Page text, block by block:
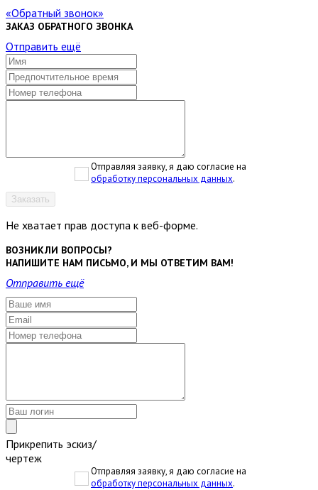
Обратный звонок
ЗАКАЗ ОБРАТНОГО ЗВОНКА
Отправить ещё
Отправляя заявку, я даю согласие на
обработку персональных данных.
Заказать
Не хватает прав доступа к веб-форме.
ВОЗНИКЛИ ВОПРОСЫ?
НАПИШИТЕ НАМ ПИСЬМО, И МЫ ОТВЕТИМ ВАМ!
Отправить ещё
Прикрепить эскиз/
чертеж
Отправляя заявку, я даю согласие на
обработку персональных данных.